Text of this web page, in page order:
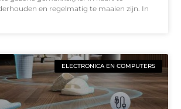
en regelmatig te maaien zijn. In
ELECTRONICA EN COMPUTERS